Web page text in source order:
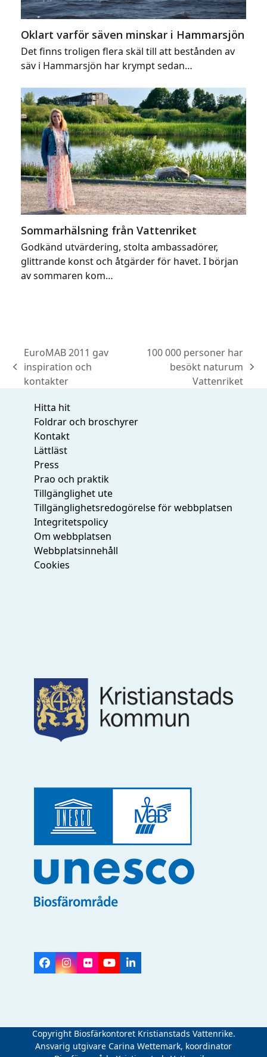
Oklart varför säven minskar i Hammarsjön
Det finns troligen flera skäl till att bestånden av
säv i Hammarsjön har krympt sedan…
Sommarhälsning från Vattenriket
Godkänd utvärdering, stolta ambassadörer,
glittrande konst och åtgärder för havet. I början
av sommaren kom…
previous
post:
EuroMAB 2011 gav
inspiration och
kontakter
100 000 personer har
besökt naturum
Vattenriket
Hitta hit
Foldrar och broschyrer
Kontakt
Lättläst
Press
Prao och praktik
Tillgänglighet ute
Tillgänglighetsredogörelse för webbplatsen
Integritetspolicy
Om webbplatsen
Webbplatsinnehåll
Cookies
Facebook
Instagram
FlickrYouTubeLinkedIn
Copyright Biosfärkontoret Kristianstads Vattenrike.
Ansvarig utgivare Carina Wettemark, koordinator